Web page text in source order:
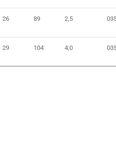
26 89 2,5
29 104 4,0